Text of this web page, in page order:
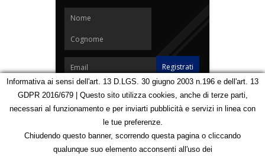
Homepage Notizie Speciali Eventi Foto Carnevale
Partners
Contatti
Mappa
Informativa ai sensi dell'art. 13 D.LGS. 30 giugno 2003 n.196 e dell'art. 13
GDPR 2016/679 | Questo sito utilizza cookies, anche di terze parti,
necessari al funzionamento e per inviarti pubblicità e servizi in linea con
le tue preferenze.
Chiudendo questo banner, scorrendo questa pagina o cliccando
qualunque suo elemento acconsenti all'uso dei